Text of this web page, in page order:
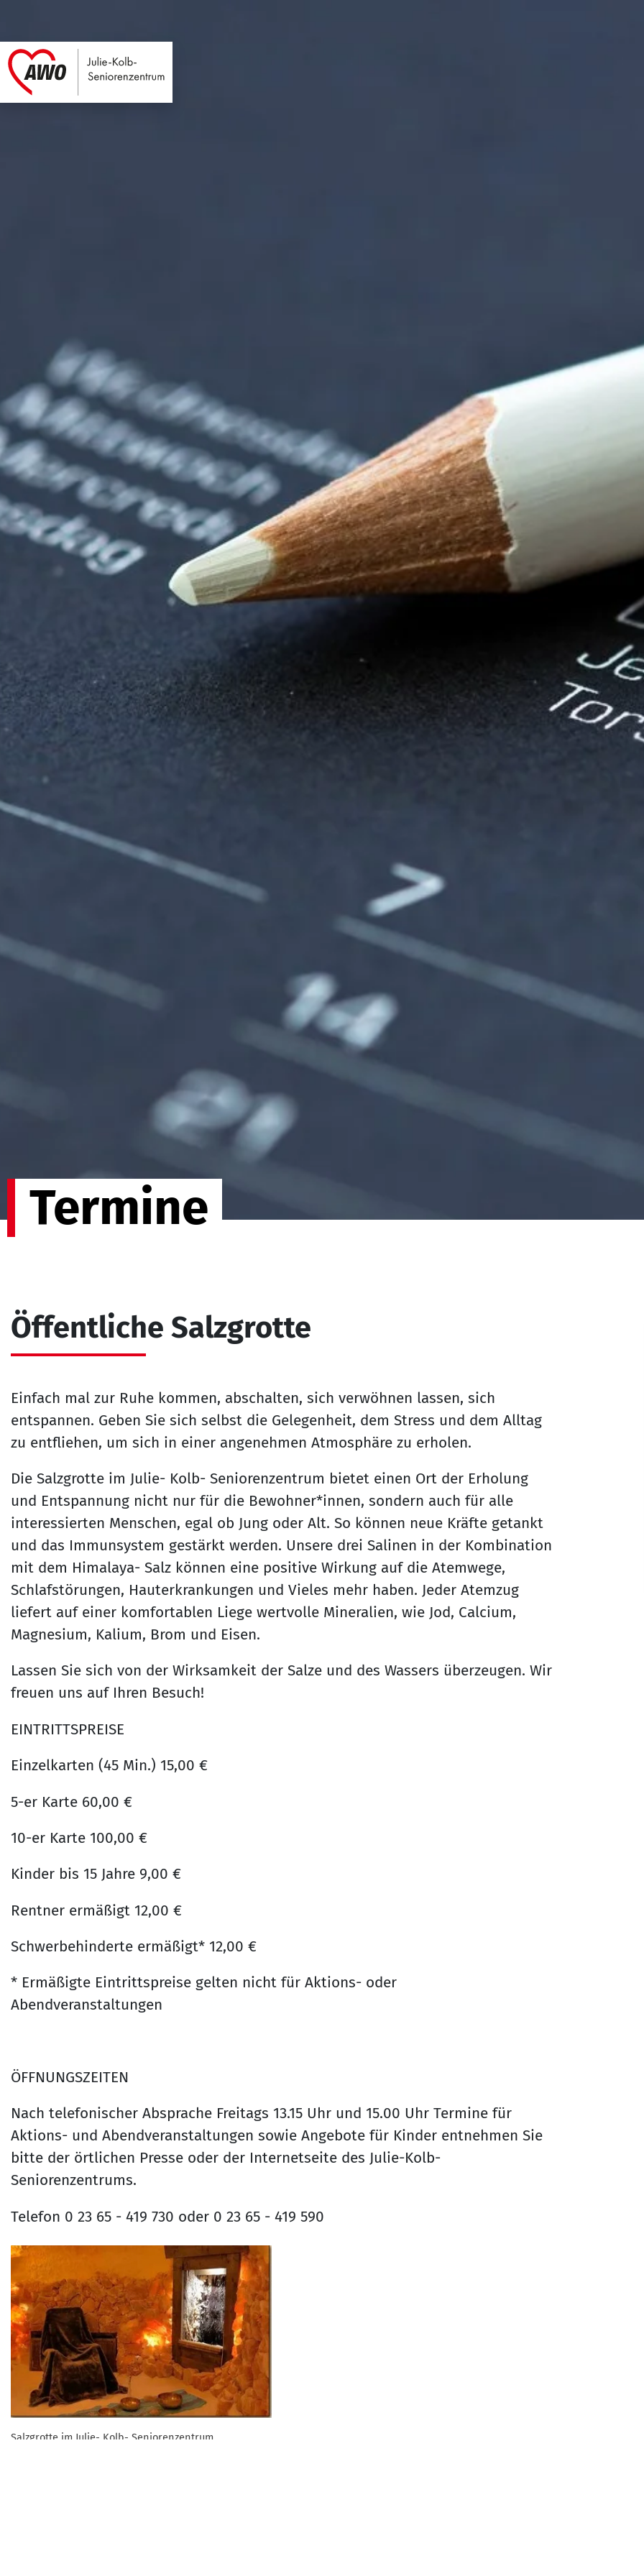
Termine
Öffentliche Salzgrotte
Einfach mal zur Ruhe kommen, abschalten, sich verwöhnen lassen, sich
entspannen. Geben Sie sich selbst die Gelegenheit, dem Stress und dem Alltag
zu entfliehen, um sich in einer angenehmen Atmosphäre zu erholen.
Die Salzgrotte im Julie- Kolb- Seniorenzentrum bietet einen Ort der Erholung
und Entspannung nicht nur für die Bewohner*innen, sondern auch für alle
interessierten Menschen, egal ob Jung oder Alt. So können neue Kräfte getankt
und das Immunsystem gestärkt werden. Unsere drei Salinen in der Kombination
mit dem Himalaya- Salz können eine positive Wirkung auf die Atemwege,
Schlafstörungen, Hauterkrankungen und Vieles mehr haben. Jeder Atemzug
liefert auf einer komfortablen Liege wertvolle Mineralien, wie Jod, Calcium,
Magnesium, Kalium, Brom und Eisen.
Lassen Sie sich von der Wirksamkeit der Salze und des Wassers überzeugen. Wir
freuen uns auf Ihren Besuch!
EINTRITTSPREISE
Einzelkarten (45 Min.) 15,00 €
5-er Karte 60,00 €
10-er Karte 100,00 €
Kinder bis 15 Jahre 9,00 €
Rentner ermäßigt 12,00 €
Schwerbehinderte ermäßigt* 12,00 €
* Ermäßigte Eintrittspreise gelten nicht für Aktions- oder
Abendveranstaltungen
ÖFFNUNGSZEITEN
Nach telefonischer Absprache Freitags 13.15 Uhr und 15.00 Uhr Termine für
Aktions- und Abendveranstaltungen sowie Angebote für Kinder entnehmen Sie
bitte der örtlichen Presse oder der Internetseite des Julie-Kolb-
Seniorenzentrums.
Telefon 0 23 65 - 419 730 oder 0 23 65 - 419 590
Salzgrotte im Julie- Kolb- Seniorenzentrum